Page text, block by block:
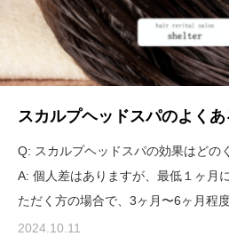
スカルプヘッドスパのよく
Q: スカルプヘッドスパの効果はどの
A: 個人差はありますが、最低１ヶ月
ただく方の場合で、3ヶ月〜6ヶ月程
2024.10.11